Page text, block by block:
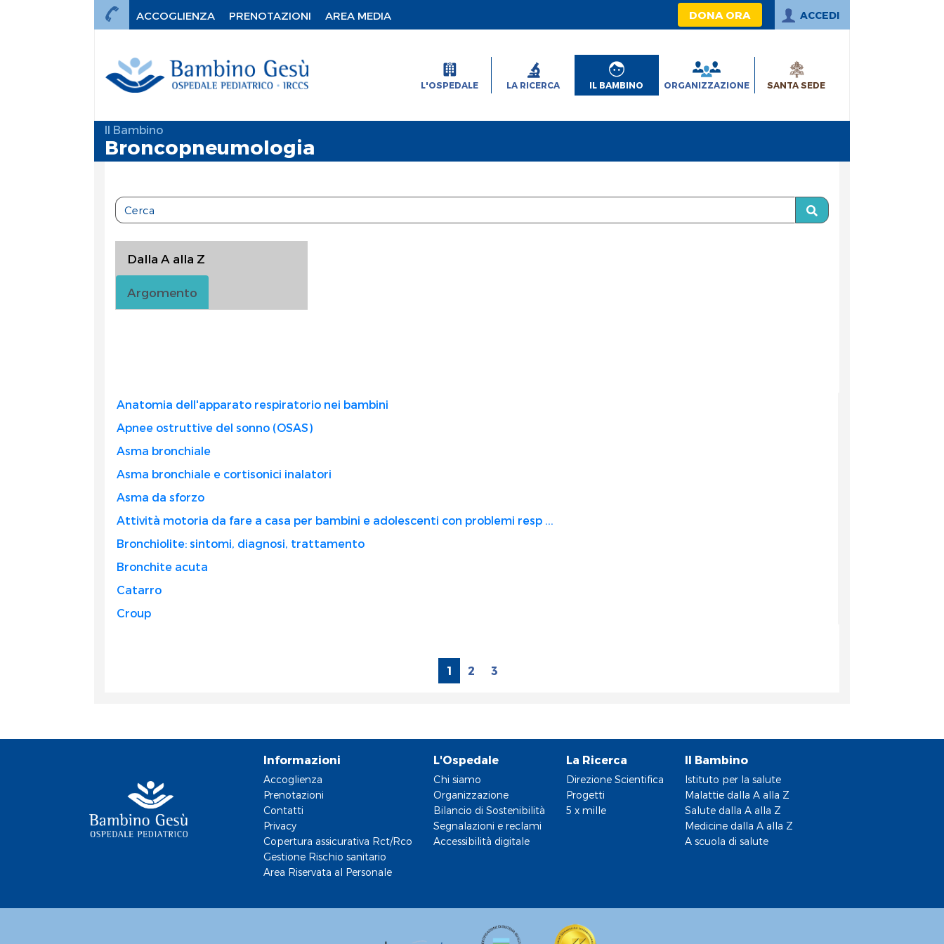
ACCOGLIENZA PRENOTAZIONI AREA MEDIA DONA ORA ACCEDI
L'OSPEDALE LA RICERCA IL BAMBINO ORGANIZZAZIONE SANTA SEDE
Il Bambino
Broncopneumologia
Dalla A alla Z
Argomento
Anatomia dell'apparato respiratorio nei bambini
Apnee ostruttive del sonno (OSAS)
Asma bronchiale
Asma bronchiale e cortisonici inalatori
Asma da sforzo
Attività motoria da fare a casa per bambini e adolescenti con problemi resp ...
Bronchiolite: sintomi, diagnosi, trattamento
Bronchite acuta
Catarro
Croup
1 2 3
Informazioni
Accoglienza
Prenotazioni
Contatti
Privacy
Copertura assicurativa Rct/Rco
Gestione Rischio sanitario
Area Riservata al Personale
L'Ospedale
Chi siamo
Organizzazione
Bilancio di Sostenibilità
Segnalazioni e reclami
Accessibilità digitale
La Ricerca
Direzione Scientifica
Progetti
5 x mille
Il Bambino
Istituto per la salute
Malattie dalla A alla Z
Salute dalla A alla Z
Medicine dalla A alla Z
A scuola di salute